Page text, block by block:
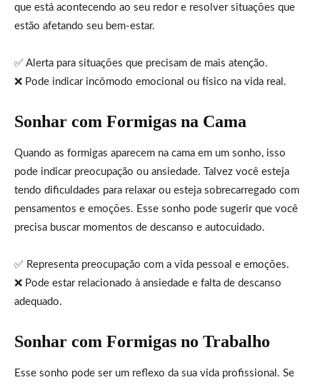
que está acontecendo ao seu redor e resolver situações que
estão afetando seu bem-estar.
✅ Alerta para situações que precisam de mais atenção.
❌ Pode indicar incômodo emocional ou físico na vida real.
Sonhar com Formigas na Cama
Quando as formigas aparecem na cama em um sonho, isso
pode indicar preocupação ou ansiedade. Talvez você esteja
tendo dificuldades para relaxar ou esteja sobrecarregado com
pensamentos e emoções. Esse sonho pode sugerir que você
precisa buscar momentos de descanso e autocuidado.
✅ Representa preocupação com a vida pessoal e emoções.
❌ Pode estar relacionado à ansiedade e falta de descanso
adequado.
Sonhar com Formigas no Trabalho
Esse sonho pode ser um reflexo da sua vida profissional. Se